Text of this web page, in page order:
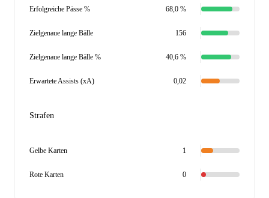
Erfolgreiche Pässe % 68,0 %
Zielgenaue lange Bälle 156
Zielgenaue lange Bälle % 40,6 %
Erwartete Assists (xA) 0,02
Strafen
Gelbe Karten 1
Rote Karten 0